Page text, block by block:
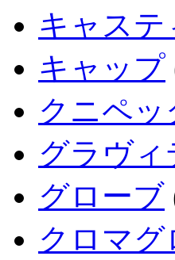
キャス
キャップ
クニペッ
グラヴ
グローブ
クロマグ